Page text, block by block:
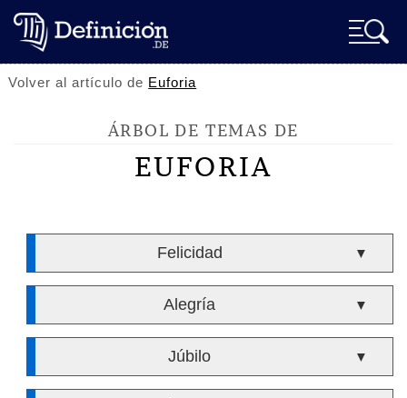
Volver al artículo de Euforia
ÁRBOL DE TEMAS DE
EUFORIA
Felicidad ▼
Alegría ▼
Júbilo ▼